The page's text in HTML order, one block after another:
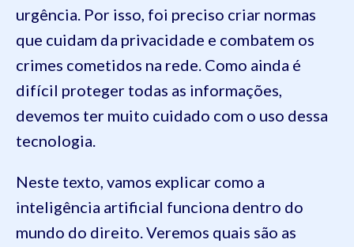
urgência. Por isso, foi preciso criar normas
que cuidam da privacidade e combatem os
crimes cometidos na rede. Como ainda é
difícil proteger todas as informações,
devemos ter muito cuidado com o uso dessa
tecnologia.
Neste texto, vamos explicar como a
inteligência artificial funciona dentro do
mundo do direito. Veremos quais são as